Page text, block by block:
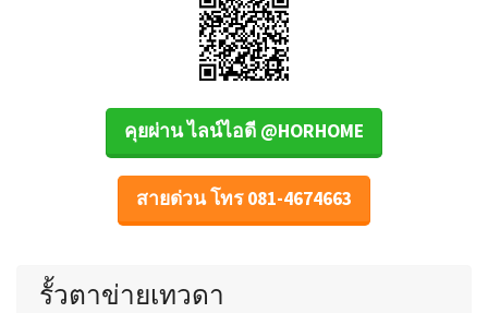
คุยผ่าน ไลน์ไอดี @HORHOME
สายด่วน โทร 081-4674663
รั้วตาข่ายเทวดา